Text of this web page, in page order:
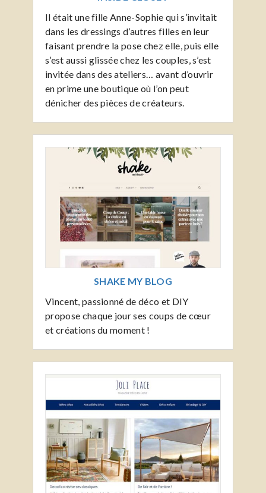
Il était une fille Anne-Sophie qui s’invitait
dans les dressings d’autres filles en leur
faisant prendre la pose chez elle, puis elle
s’est aussi glissée chez les couples, s’est
invitée dans des ateliers… avant d’ouvrir
en prime une boutique où l’on peut
dénicher des pièces de créateurs.
SHAKE MY BLOG
Vincent, passionné de déco et DIY
propose chaque jour ses coups de cœur
et créations du moment !